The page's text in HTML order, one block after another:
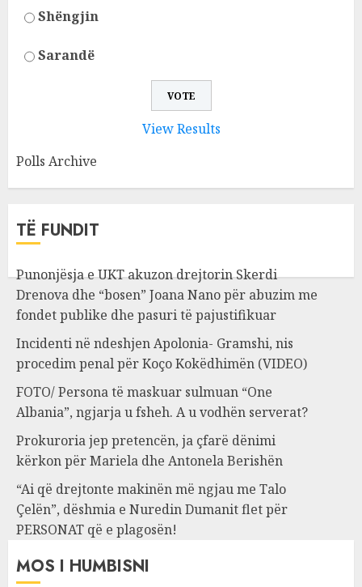
Shëngjin
Sarandë
View Results
Polls Archive
TË FUNDIT
Punonjësja e UKT akuzon drejtorin Skerdi
Drenova dhe “bosen” Joana Nano për abuzim me
fondet publike dhe pasuri të pajustifikuar
Incidenti në ndeshjen Apolonia- Gramshi, nis
procedim penal për Koço Kokëdhimën (VIDEO)
FOTO/ Persona të maskuar sulmuan “One
Albania”, ngjarja u fsheh. A u vodhën serverat?
Prokuroria jep pretencën, ja çfarë dënimi
kërkon për Mariela dhe Antonela Berishën
“Ai që drejtonte makinën më ngjau me Talo
Çelën”, dëshmia e Nuredin Dumanit flet për
PERSONAT që e plagosën!
MOS I HUMBISNI